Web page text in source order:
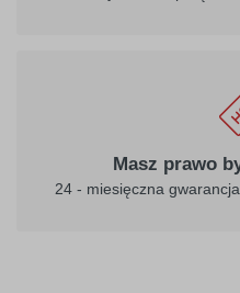
Masz prawo
24 - miesięczna